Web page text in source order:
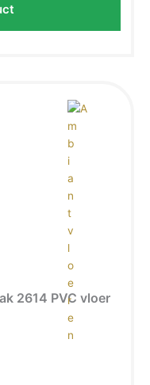
2614 PVC vloer